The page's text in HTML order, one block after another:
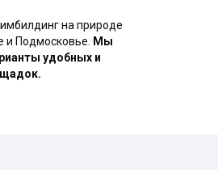
на природе
Подмосковье.
Мы
удобных и